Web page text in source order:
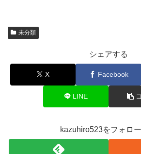
未分類
シェアする
X Facebook
LINE
kazuhiro523をフォロ